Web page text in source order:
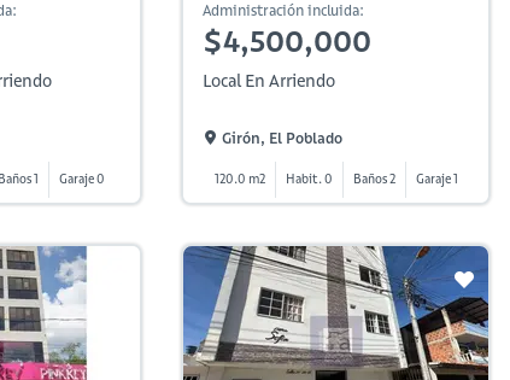
Baños 1 Garaje 0
Administración incluida:
$4,500,000
Local En Arriendo
Girón, El Poblado
120.0 m2 Habit. 0 Baños 2 Garaje 1